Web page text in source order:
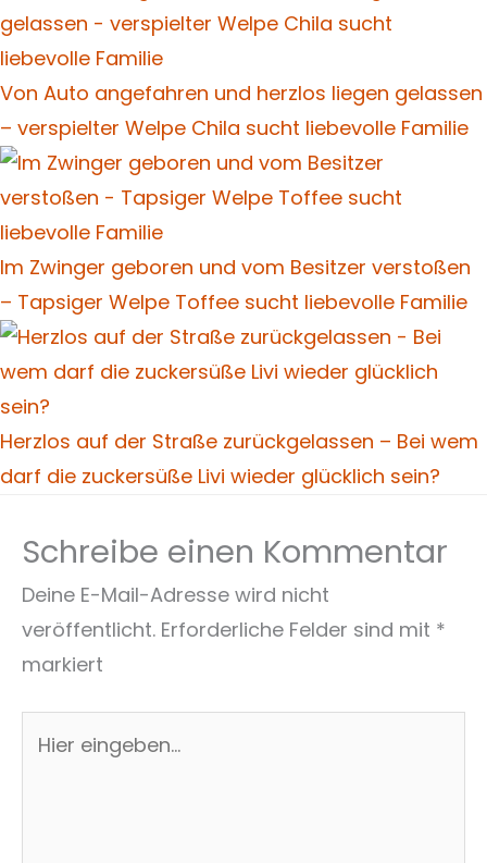
Von Auto angefahren und herzlos liegen gelassen
– verspielter Welpe Chila sucht liebevolle Familie
Im Zwinger geboren und vom Besitzer verstoßen
– Tapsiger Welpe Toffee sucht liebevolle Familie
Herzlos auf der Straße zurückgelassen – Bei wem
darf die zuckersüße Livi wieder glücklich sein?
Schreibe einen Kommentar
Deine E-Mail-Adresse wird nicht
veröffentlicht. Erforderliche Felder sind mit *
markiert
eingeben…